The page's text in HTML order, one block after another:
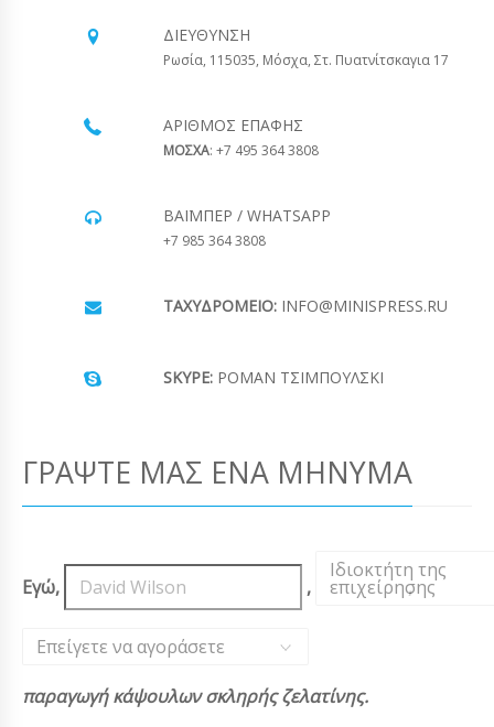
ΔΙΕΎΘΥΝΣΗ
Ρωσία, 115035, Μόσχα, Στ. Πυατνίτσκαγια 17
ΑΡΙΘΜΌΣ ΕΠΑΦΉΣ
ΜΟΣΧΑ: +7 495 364 3808
ΒΆΙΜΠΕΡ / WHATSAPP
+7 985 364 3808
ΤΑΧΥΔΡΟΜΕΊΟ: INFO@MINISPRESS.RU
SKYPE: ΡΟΜΆΝ ΤΣΙΜΠΟΎΛΣΚΙ
ΓΡΆΨΤΕ ΜΑΣ ΈΝΑ ΜΉΝΥΜΑ
Εγώ, ,
Ιδιοκτήτη της
επιχείρησης
,
Επείγετε να αγοράσετε
παραγωγή κάψουλων σκληρής ζελατίνης.